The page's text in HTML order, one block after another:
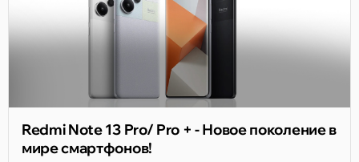
Redmi Note 13 Pro/ Pro + - Новое поколение в
мире смартфонов!